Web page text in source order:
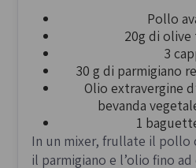
Pollo
20g di olive
3
30 g di parmigiano
Olio extravergine
bevanda
1
In un mixer, frullate il pollo
il parmigiano e l’olio fino